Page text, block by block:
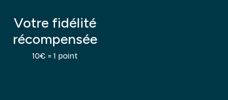
Votre fidélité
récompensée
10€ = 1 point